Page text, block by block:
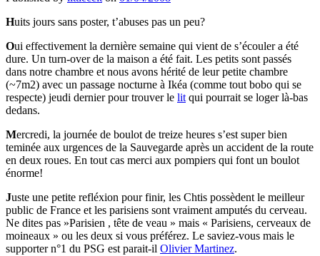
Huits jours sans poster, t’abuses pas un peu?
Oui effectivement la dernière semaine qui vient de s’écouler a été
dure. Un turn-over de la maison a été fait. Les petits sont passés
dans notre chambre et nous avons hérité de leur petite chambre
(~7m2) avec un passage nocturne à Ikéa (comme tout bobo qui se
respecte) jeudi dernier pour trouver le litqui pourrait se loger là-bas
dedans.
Mercredi, la journée de boulot de treize heures s’est super bien
teminée aux urgences de la Sauvegarde après un accident de la route
en deux roues. En tout cas merci aux pompiers qui font un boulot
énorme!
Juste une petite refléxion pour finir, les Chtis possèdent le meilleur
public de France et les parisiens sont vraiment amputés du cerveau.
Ne dites pas »Parisien , tête de veau » mais « Parisiens, cerveaux de
moineaux » ou les deux si vous préférez. Le saviez-vous mais le
supporter n°1 du PSG est parait-il Olivier Martinez.